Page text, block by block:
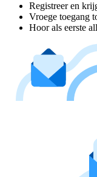
Registreer en
Vroege toegang
Hoor als eerste